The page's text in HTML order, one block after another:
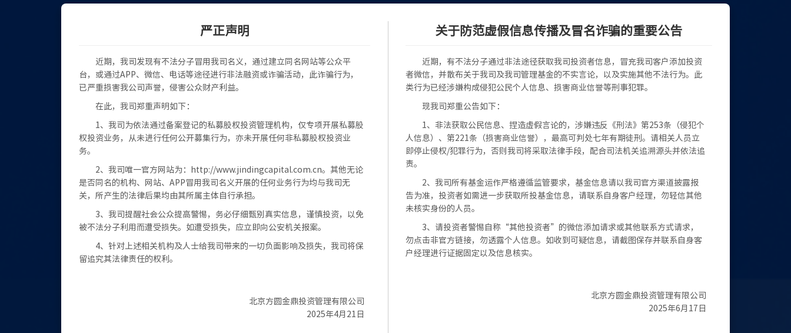
严正声明
近期，我司发现有不法分子冒用我司名义，通过建立同名网站等公众平
台，或通过APP、微信、电话等途径进行非法融资或诈骗活动，此诈骗行为，
已严重损害我公司声誉，侵害公众财产利益。
在此，我司郑重声明如下：
1、我司为依法通过备案登记的私募股权投资管理机构，仅专项开展私募股
权投资业务，从未进行任何公开募集行为，亦未开展任何非私募股权投资业
务。
2、我司唯一官方网站为：http://www.jindingcapital.com.cn。其他无论
是否同名的机构、网站、APP冒用我司名义开展的任何业务行为均与我司无
关，所产生的法律后果均由其所属主体自行承担。
3、我司提醒社会公众提高警惕，务必仔细甄别真实信息，谨慎投资，以免
被不法分子利用而遭受损失。如遭受损失，应立即向公安机关报案。
4、针对上述相关机构及人士给我司带来的一切负面影响及损失，我司将保
留追究其法律责任的权利。
北京方圆金鼎投资管理有限公司
2025年4月21日
关于防范虚假信息传播及冒名诈骗的重要公告
近期，有不法分子通过非法途径获取我司投资者信息，冒充我司客户添加投资
者微信，并散布关于我司及我司管理基金的不实言论，以及实施其他不法行为。此
类行为已经涉嫌构成侵犯公民个人信息、损害商业信誉等刑事犯罪。
现我司郑重公告如下：
1、非法获取公民信息、捏造虚假言论的，涉嫌违反《刑法》第253条（侵犯个
人信息）、第221条（损害商业信誉），最高可判处七年有期徒刑。请相关人员立
即停止侵权/犯罪行为，否则我司将采取法律手段，配合司法机关追溯源头并依法追
责。
2、我司所有基金运作严格遵循监管要求，基金信息请以我司官方渠道披露报
告为准，投资者如需进一步获取所投基金信息，请联系自身客户经理，勿轻信其他
未核实身份的人员。
3、请投资者警惕自称“其他投资者”的微信添加请求或其他联系方式请求，
勿点击非官方链接，勿透露个人信息。如收到可疑信息，请截图保存并联系自身客
户经理进行证据固定以及信息核实。
北京方圆金鼎投资管理有限公司
2025年6月17日